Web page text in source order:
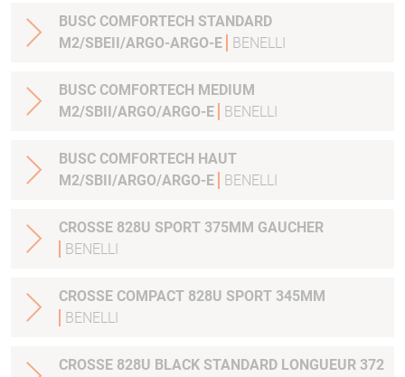
BUSC COMFORTECH STANDARD
M2/SBEII/ARGO-ARGO-E
BENELLI
BUSC COMFORTECH MEDIUM
M2/SBII/ARGO/ARGO-E
BENELLI
BUSC COMFORTECH HAUT
M2/SBII/ARGO/ARGO-E
BENELLI
CROSSE 828U SPORT 375MM GAUCHER
BENELLI
CROSSE COMPACT 828U SPORT 345MM
BENELLI
CROSSE 828U BLACK STANDARD LONGUEUR 372